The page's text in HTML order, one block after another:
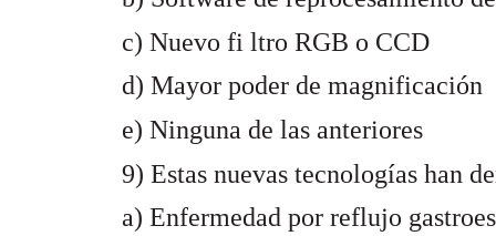
c) Nuevo fi ltro RGB o CCD
d) Mayor poder de magnificación
e) Ninguna de las anteriores
9) Estas nuevas tecnologías han
a) Enfermedad por reflujo